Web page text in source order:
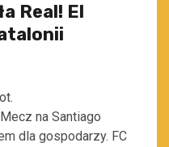
Real! El
na Santiago
dla gospodarzy. FC